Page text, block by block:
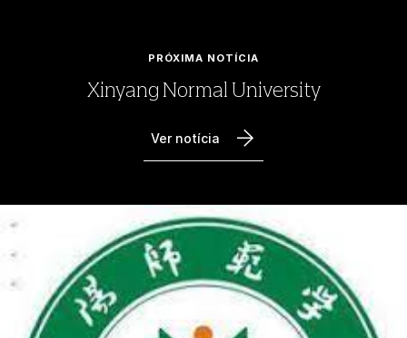
PRÓXIMA NOTÍCIA
Xinyang Normal University
Ver notícia